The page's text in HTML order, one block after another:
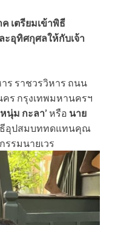
เตรียมเข้าพิธี
อุทิศกุศลให้กับเจ้า
าร ราชวรวิหาร ถนน
คร กรุงเทพมหานครฯ
หนุ่ม กะลา’ หรือ นาย
ธีอุปสมบททดแทนคุณ
รรมนายเวร